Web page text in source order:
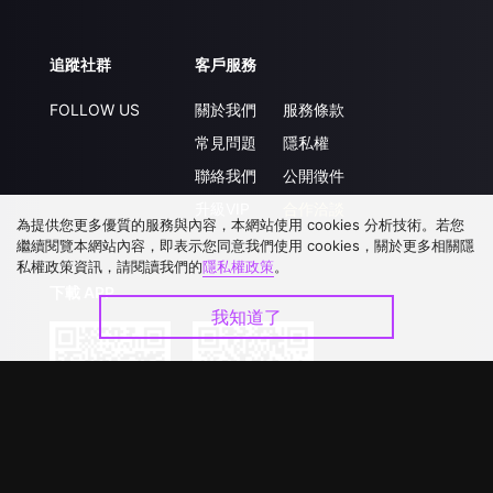
追蹤社群
FOLLOW US
客戶服務
關於我們
常見問題
聯絡我們
服務條款
隱私權
公開徵件
下載 APP
為提供您更多優質的服務與內容，本網站使用 cookies 分析技術。若您
繼續閱覽本網站內容，即表示您同意我們使用 cookies，關於更多相關隱
私權政策資訊，請閱讀我們的隱私權政策。
我知道了